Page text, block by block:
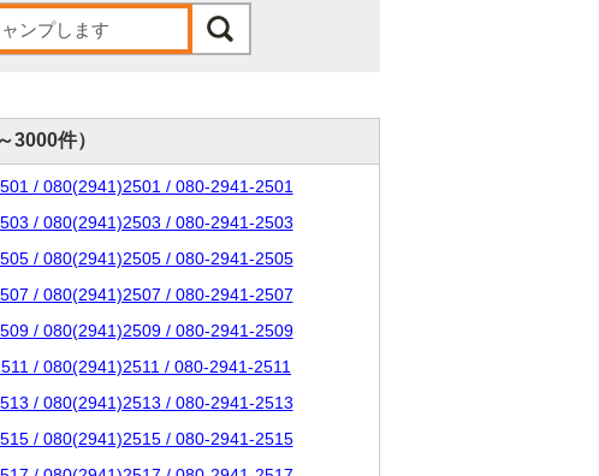
3000件）
/ 080(2941)2501 / 080-2941-2501
/ 080(2941)2503 / 080-2941-2503
/ 080(2941)2505 / 080-2941-2505
/ 080(2941)2507 / 080-2941-2507
/ 080(2941)2509 / 080-2941-2509
/ 080(2941)2511 / 080-2941-2511
/ 080(2941)2513 / 080-2941-2513
/ 080(2941)2515 / 080-2941-2515